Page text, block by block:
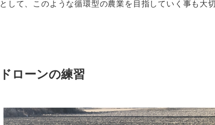
として、このような循環型の農業を目指していく事も大
ドローンの練習